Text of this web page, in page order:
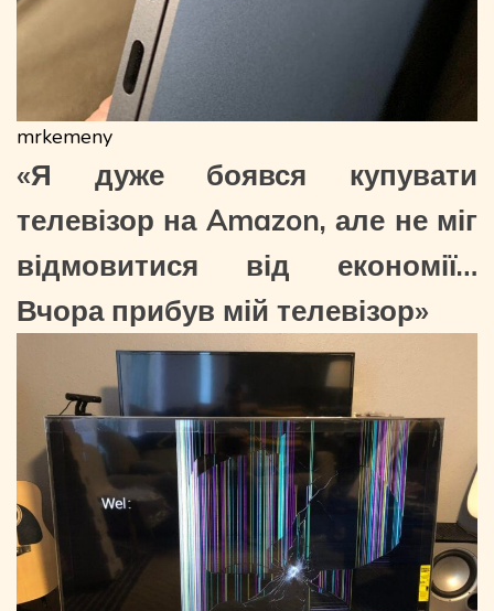
mrkemeny
«Я дуже боявся купувати
телевізор на Amazon, але не міг
відмовитися від економії…
Вчора прибув мій телевізор»